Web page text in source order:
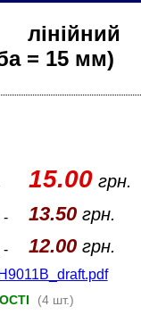
= 15 мм)
15.00грн.
- 13.50грн.
- 12.00грн.
(4 шт.)